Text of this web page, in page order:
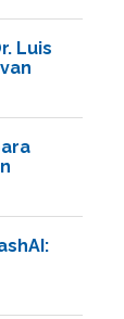
Luis